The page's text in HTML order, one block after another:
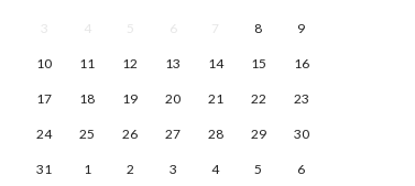
3 4 5 6 7 8 9
10 11 12 13 14 15 16
17 18 19 20 21 22 23
24 25 26 27 28 29 30
31 1 2 3 4 5 6